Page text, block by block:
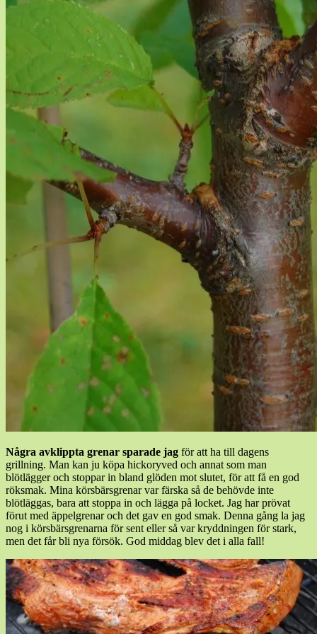
Några avklippta grenar sparade jag för att ha till dagens
grillning. Man kan ju köpa hickoryved och annat som man
blötlägger och stoppar in bland glöden mot slutet, för att få en god
röksmak. Mina körsbärsgrenar var färska så de behövde inte
blötläggas, bara att stoppa in och lägga på locket. Jag har prövat
förut med äppelgrenar och det gav en god smak. Denna gång la jag
nog i körsbärsgrenarna för sent eller så var kryddningen för stark,
men det får bli nya försök. God middag blev det i alla fall!